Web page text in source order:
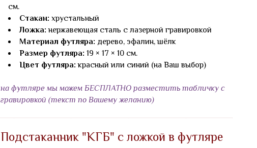
см.
Стакан: хрустальный
Ложка: нержавеющая сталь с лазерной гравировкой
Материал футляра: дерево, эфалин, шёлк
Размер футляра: 19 × 17 × 10 см.
Цвет футляра: красный или синий (на Ваш выбор)
на футляре мы можем БЕСПЛАТНО разместить табличку с
гравировкой (текст по Вашему желанию)
Подстаканник "КГБ" с ложкой в футляре